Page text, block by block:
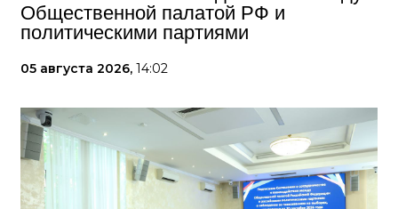
Общественной палатой РФ и
политическими партиями
05 августа 2026, 14:02